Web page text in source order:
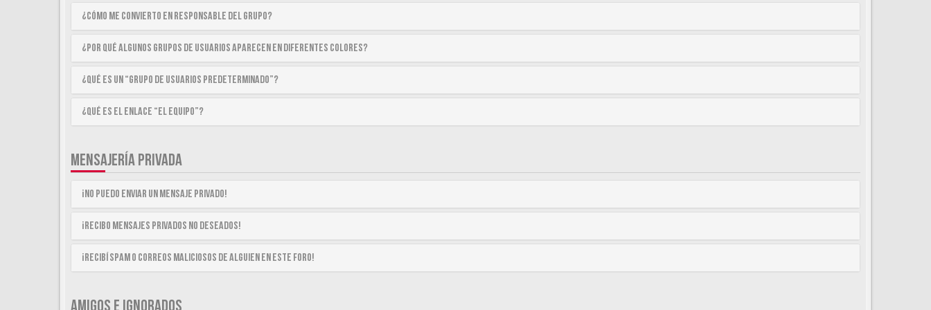
¿Cómo me convierto en Responsable del Grupo?
¿Por qué algunos Grupos de Usuarios aparecen en diferentes colores?
¿Qué es un “Grupo de Usuarios predeterminado”?
¿Qué es el enlace “El equipo”?
MENSAJERÍA PRIVADA
¡No puedo enviar un mensaje privado!
¡Recibo mensajes privados no deseados!
¡Recibí spam o correos maliciosos de alguien en este foro!